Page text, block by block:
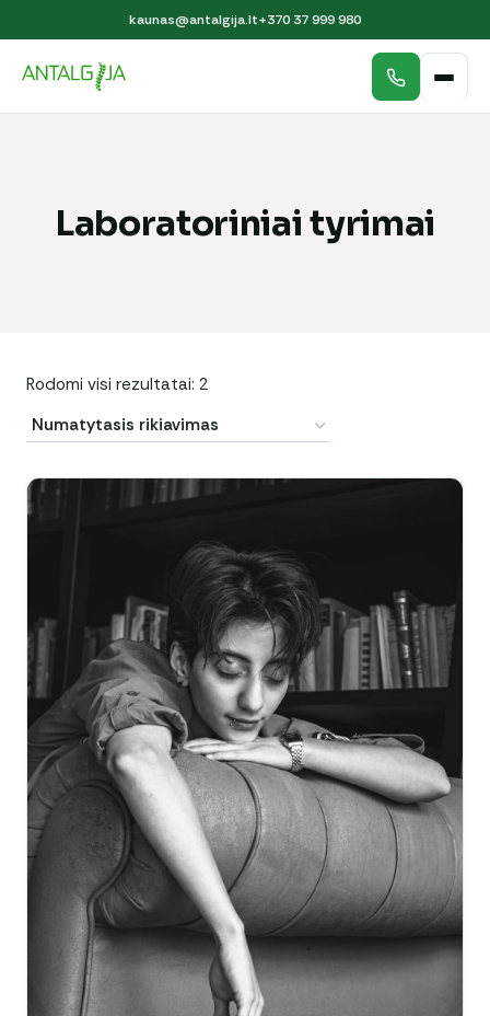
kaunas@antalgija.lt+370 37 999 980
Laboratoriniai tyrimai
Rodomi visi rezultatai: 2